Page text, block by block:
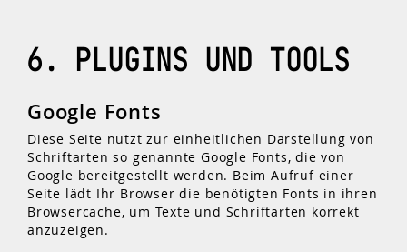
6. PLUGINS UND TOOLS
Google Fonts
Diese Seite nutzt zur einheitlichen Darstellung von
Schriftarten so genannte Google Fonts, die von
Google bereitgestellt werden. Beim Aufruf einer
Seite lädt Ihr Browser die benötigten Fonts in ihren
Browsercache, um Texte und Schriftarten korrekt
anzuzeigen.